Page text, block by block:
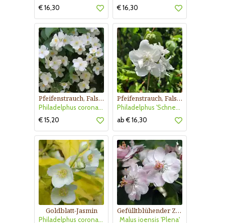
€ 16,30
€ 16,30
Pfeifenstrauch, Falscher Jasmin
Philadelphus coronarius
€ 15,20
Pfeifenstrauch, Falscher Jasmin
Philadelphus 'Schneesturm'
ab € 16,30
Goldblatt-Jasmin
Philadelphus coronarius 'Aureus'
Gefülltblühender Zierapfel
Malus ioensis 'Plena'